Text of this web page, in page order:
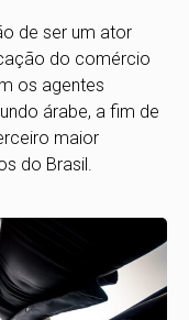
de ser um ator
do comércio
os agentes
árabe, a fim de
maior
do Brasil.